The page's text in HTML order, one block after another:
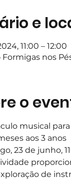
e
11:00 – 12:00
nos
o
musical
aos 3 anos
23 de junho,
de